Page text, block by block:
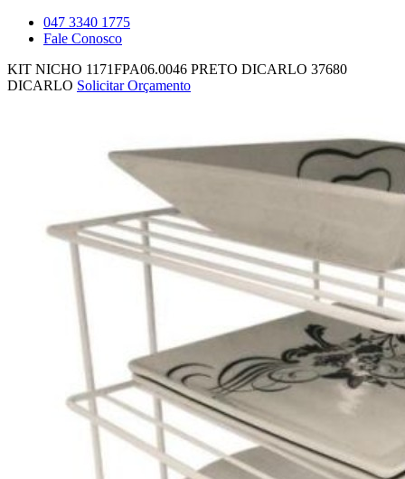
047 3340 1775
Fale Conosco
KIT NICHO 1171FPA06.0046 PRETO DICARLO 37680
DICARLO Solicitar Orçamento